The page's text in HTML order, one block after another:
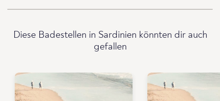
Diese Badestellen in Sardinien könnten dir auch
gefallen